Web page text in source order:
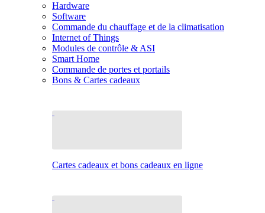
Hardware
Software
Commande du chauffage et de la climatisation
Internet of Things
Modules de contrôle & ASI
Smart Home
Commande de portes et portails
Bons & Cartes cadeaux
Cartes cadeaux et bons cadeaux en ligne